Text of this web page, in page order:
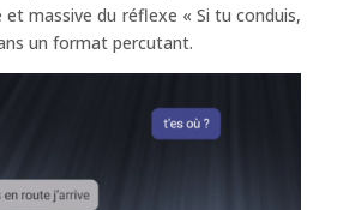
et massive du réflexe « Si tu conduis,
un format percutant.